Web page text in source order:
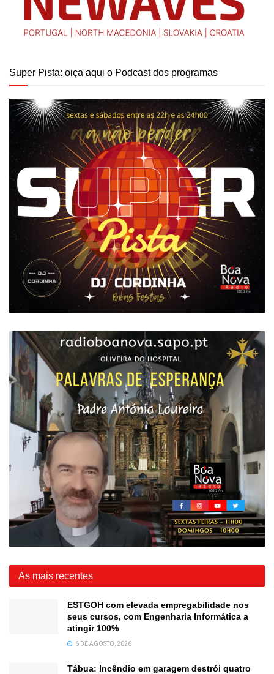
Super Pista: oiça aqui o Podcast dos programas
As mais recentes
ESTGOH com elevada empregabilidade nos
seus cursos, com Engenharia Informática a
atingir 100%
6 DE AGOSTO, 2026
Tábua: Incêndio em garagem destrói quatro